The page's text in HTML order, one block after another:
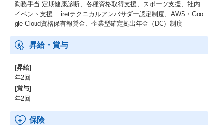
勤務手当 定期健康診断、各種資格取得支援、スポーツ支援、社内
イベント支援、 iretテクニカルアンバサダー認定制度、AWS・Goo
gle Cloud資格保有報奨金、企業型確定拠出年金（DC）制度
昇給・賞与
[昇給]
年2回
[賞与]
年2回
保険